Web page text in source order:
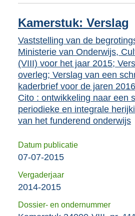
Kamerstuk: Verslag
Vaststelling van de
Ministerie van Onderwijs,
(VIII) voor het jaar 2015;
overleg; Verslag van een
kaderbrief voor de jaren
Cito : ontwikkeling naar een
periodieke en integrale
van het funderend onderwijs
Datum publicatie
07-07-2015
Vergaderjaar
2014-2015
Dossier- en ondernummer